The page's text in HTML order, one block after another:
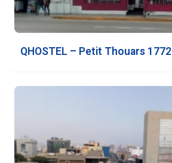
QHOSTEL – Petit Thouars 1772